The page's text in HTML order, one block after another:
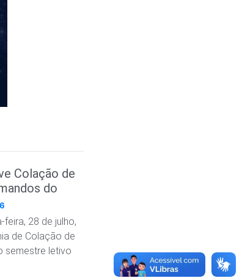
Colação de
do
e
28 de julho,
de Colação de
semestre letivo